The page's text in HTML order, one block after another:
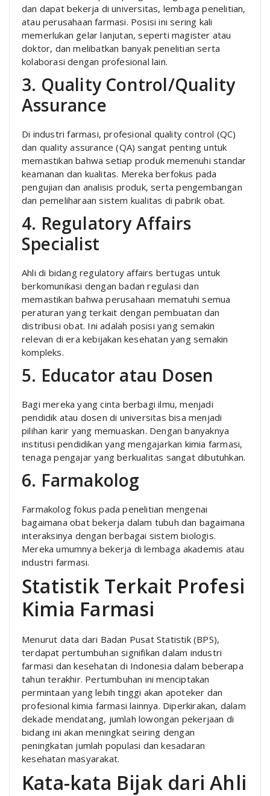
dan dapat bekerja di universitas, lembaga penelitian,
atau perusahaan farmasi. Posisi ini sering kali
memerlukan gelar lanjutan, seperti magister atau
doktor, dan melibatkan banyak penelitian serta
kolaborasi dengan profesional lain.
3. Quality Control/Quality
Assurance
Di industri farmasi, profesional quality control (QC)
dan quality assurance (QA) sangat penting untuk
memastikan bahwa setiap produk memenuhi standar
keamanan dan kualitas. Mereka berfokus pada
pengujian dan analisis produk, serta pengembangan
dan pemeliharaan sistem kualitas di pabrik obat.
4. Regulatory Affairs
Specialist
Ahli di bidang regulatory affairs bertugas untuk
berkomunikasi dengan badan regulasi dan
memastikan bahwa perusahaan mematuhi semua
peraturan yang terkait dengan pembuatan dan
distribusi obat. Ini adalah posisi yang semakin
relevan di era kebijakan kesehatan yang semakin
kompleks.
5. Educator atau Dosen
Bagi mereka yang cinta berbagi ilmu, menjadi
pendidik atau dosen di universitas bisa menjadi
pilihan karir yang memuaskan. Dengan banyaknya
institusi pendidikan yang mengajarkan kimia farmasi,
tenaga pengajar yang berkualitas sangat dibutuhkan.
6. Farmakolog
Farmakolog fokus pada penelitian mengenai
bagaimana obat bekerja dalam tubuh dan bagaimana
interaksinya dengan berbagai sistem biologis.
Mereka umumnya bekerja di lembaga akademis atau
industri farmasi.
Statistik Terkait Profesi
Kimia Farmasi
Menurut data dari Badan Pusat Statistik (BPS),
terdapat pertumbuhan signifikan dalam industri
farmasi dan kesehatan di Indonesia dalam beberapa
tahun terakhir. Pertumbuhan ini menciptakan
permintaan yang lebih tinggi akan apoteker dan
profesional kimia farmasi lainnya. Diperkirakan, dalam
dekade mendatang, jumlah lowongan pekerjaan di
bidang ini akan meningkat seiring dengan
peningkatan jumlah populasi dan kesadaran
kesehatan masyarakat.
Kata-kata Bijak dari Ahli